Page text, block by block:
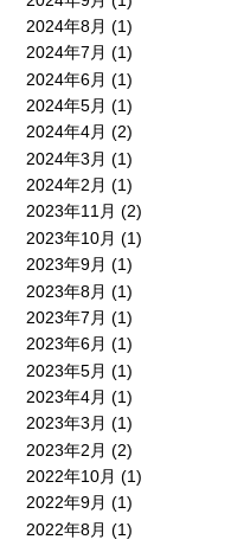
2024年8月 (1)
2024年7月 (1)
2024年6月 (1)
2024年5月 (1)
2024年4月 (2)
2024年3月 (1)
2024年2月 (1)
2023年11月 (2)
2023年10月 (1)
2023年9月 (1)
2023年8月 (1)
2023年7月 (1)
2023年6月 (1)
2023年5月 (1)
2023年4月 (1)
2023年3月 (1)
2023年2月 (2)
2022年10月 (1)
2022年9月 (1)
2022年8月 (1)